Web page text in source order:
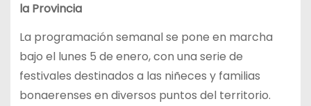
la Provincia
La programación semanal se pone en marcha
bajo el lunes 5 de enero, con una serie de
festivales destinados a las niñeces y familias
bonaerenses en diversos puntos del territorio.